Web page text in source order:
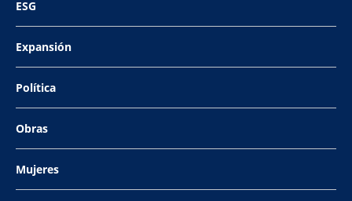
ESG
Expansión
Política
Obras
Mujeres